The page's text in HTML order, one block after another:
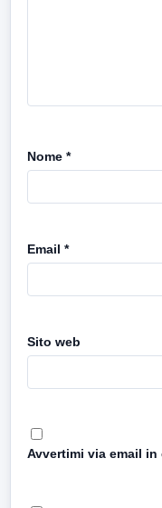
Nome *
Email *
Sito web
Avvertimi via email